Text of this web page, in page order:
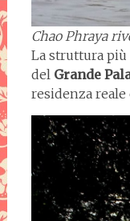
Chao Phraya
La struttura
del Grande
residenza reale